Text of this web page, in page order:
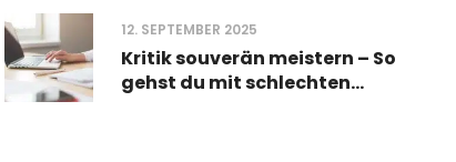
Kritik souverän meistern – So
gehst du mit schlechten
12. SEPTEMBER 2025